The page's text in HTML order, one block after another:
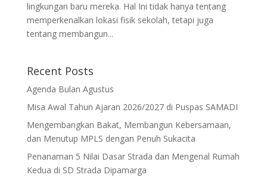
lingkungan baru mereka. Hal Ini tidak hanya tentang
memperkenalkan lokasi fisik sekolah, tetapi juga
tentang membangun...
Recent Posts
Agenda Bulan Agustus
Misa Awal Tahun Ajaran 2026/2027 di Puspas SAMADI
Mengembangkan Bakat, Membangun Kebersamaan,
dan Menutup MPLS dengan Penuh Sukacita
Penanaman 5 Nilai Dasar Strada dan Mengenal Rumah
Kedua di SD Strada Dipamarga